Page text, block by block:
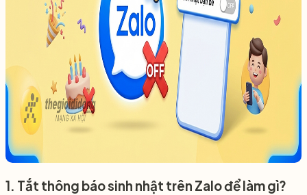
1. Tắt thông báo sinh nhật trên Zalo để làm gì?